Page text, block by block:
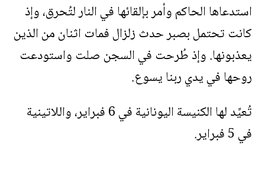
استدعاها الحاكم وأمر بإلقائها في النار لتُحرق، وإذ
كانت تحتمل بصبر حدث زلزال فمات اثنان من الذين
يعذبونها. وإذ طُرحت في السجن صلت واستودعت
روحها في يدي ربنا يسوع.
تُعيِّد لها الكنيسة اليونانية في 6 فبراير، واللاتينية
في 5 فبراير.